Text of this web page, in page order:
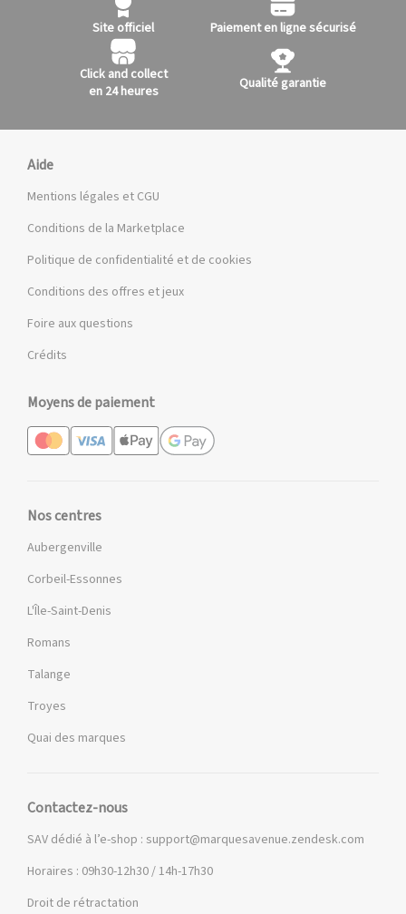
Site officiel Paiement en ligne sécurisé
Click and collect
en 24 heures
Qualité garantie
Aide
Mentions légales et CGU
Conditions de la Marketplace
Politique de confidentialité et de cookies
Conditions des offres et jeux
Foire aux questions
Crédits
Moyens de paiement
Nos centres
Aubergenville
Corbeil-Essonnes
L'Île-Saint-Denis
Romans
Talange
Troyes
Quai des marques
Contactez-nous
SAV dédié à l’e-shop : support@marquesavenue.zendesk.com
Horaires : 09h30-12h30 / 14h-17h30
Droit de rétractation